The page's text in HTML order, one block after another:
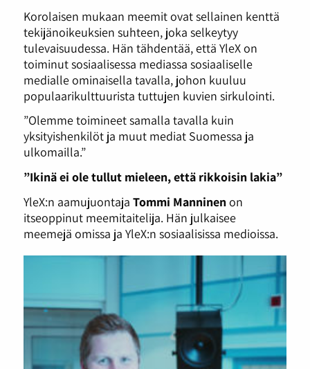
Korolaisen mukaan meemit ovat sellainen kenttä
tekijänoikeuksien suhteen, joka selkeytyy
tulevaisuudessa. Hän tähdentää, että YleX on
toiminut sosiaalisessa mediassa sosiaaliselle
medialle ominaisella tavalla, johon kuuluu
populaarikulttuurista tuttujen kuvien sirkulointi.
”Olemme toimineet samalla tavalla kuin
yksityishenkilöt ja muut mediat Suomessa ja
ulkomailla.”
”Ikinä ei ole tullut mieleen, että rikkoisin lakia”
YleX:n aamujuontaja Tommi Manninenon
itseoppinut meemitaitelija. Hän julkaisee
meemejä omissa ja YleX:n sosiaalisissa medioissa.